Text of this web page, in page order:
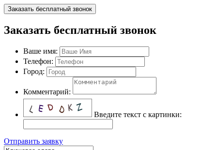
Заказать бесплатный звонок
Заказать бесплатный звонок
Ваше имя:
Телефон:
Город:
Комментарий:
Введите текст с картинки:
Отправить заявку